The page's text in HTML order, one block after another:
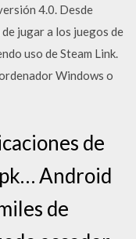
4.0. Desde
jugar a los juegos de
uso de Steam Link.
Windows o
de
Android
de